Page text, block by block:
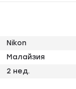
Nikon
Малайзия
2 нед.